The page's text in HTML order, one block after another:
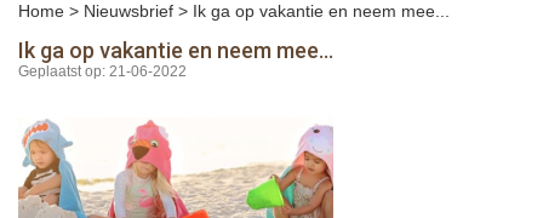
Home > Nieuwsbrief > Ik ga op vakantie en neem mee...
Ik ga op vakantie en neem mee...
Geplaatst op: 21-06-2022